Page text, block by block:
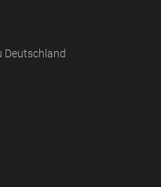
Deutschland